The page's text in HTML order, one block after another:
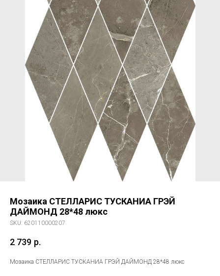
Мозаика СТЕЛЛАРИС ТУСКАНИА ГРЭЙ
ДАЙМОНД 28*48 люкс
SKU: 620110000207
2 739 р.
Мозаика СТЕЛЛАРИС ТУСКАНИА ГРЭЙ ДАЙМОНД 28*48 люкс